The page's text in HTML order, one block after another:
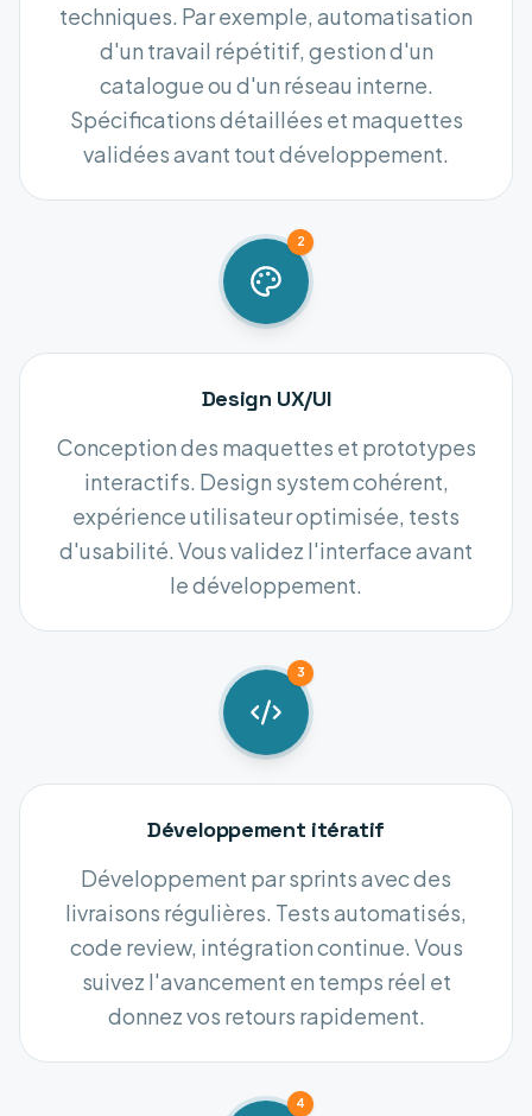
techniques. Par exemple, automatisation
d'un travail répétitif, gestion d'un
catalogue ou d'un réseau interne.
Spécifications détaillées et maquettes
validées avant tout développement.
2
Design UX/UI
Conception des maquettes et prototypes
interactifs. Design system cohérent,
expérience utilisateur optimisée, tests
d'usabilité. Vous validez l'interface avant
le développement.
3
Développement itératif
Développement par sprints avec des
livraisons régulières. Tests automatisés,
code review, intégration continue. Vous
suivez l'avancement en temps réel et
donnez vos retours rapidement.
4